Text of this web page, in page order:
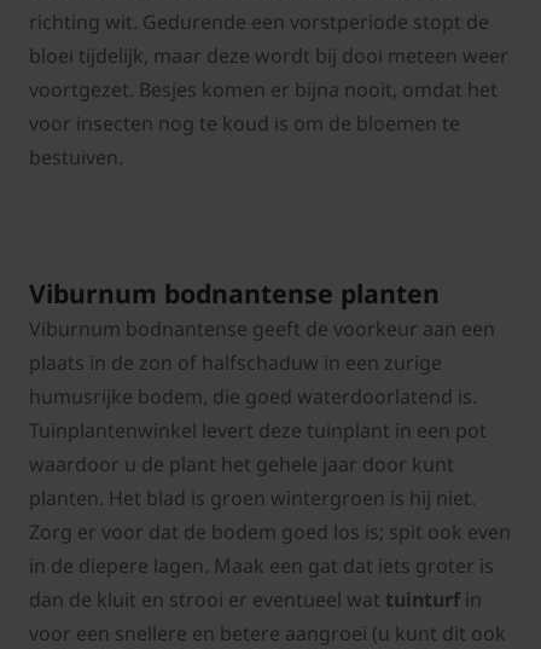
richting wit. Gedurende een vorstperiode stopt de
bloei tijdelijk, maar deze wordt bij dooi meteen weer
voortgezet. Besjes komen er bijna nooit, omdat het
voor insecten nog te koud is om de bloemen te
bestuiven.
Viburnum bodnantense planten
Viburnum bodnantense geeft de voorkeur aan een
plaats in de zon of halfschaduw in een zurige
humusrijke bodem, die goed waterdoorlatend is.
Tuinplantenwinkel levert deze tuinplant in een pot
waardoor u de plant het gehele jaar door kunt
planten. Het blad is groen wintergroen is hij niet.
Zorg er voor dat de bodem goed los is; spit ook even
in de diepere lagen. Maak een gat dat iets groter is
dan de kluit en strooi er eventueel wat tuinturf in
voor een snellere en betere aangroei (u kunt dit ook